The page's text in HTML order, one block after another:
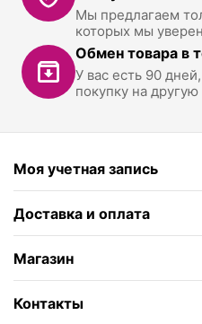
Мы предлагаем
которых мы
Обмен товара в
У вас есть 90
покупку на другую
Моя учетная запись
Доставка и оплата
Магазин
Контакты